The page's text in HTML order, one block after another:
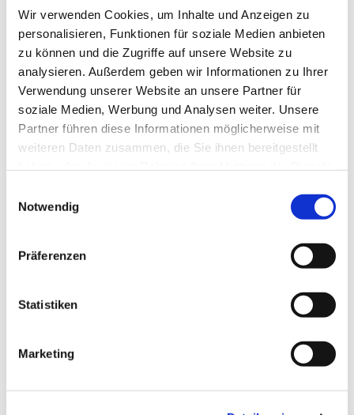
Wir verwenden Cookies, um Inhalte und Anzeigen zu
personalisieren, Funktionen für soziale Medien anbieten
zu können und die Zugriffe auf unsere Website zu
analysieren. Außerdem geben wir Informationen zu Ihrer
Verwendung unserer Website an unsere Partner für
soziale Medien, Werbung und Analysen weiter. Unsere
Partner führen diese Informationen möglicherweise mit
weiteren Daten zusammen, die Sie ihnen bereitgestellt
Notwendig
Präferenzen
Statistiken
Marketing
Dies könnte Sie auch
interessieren